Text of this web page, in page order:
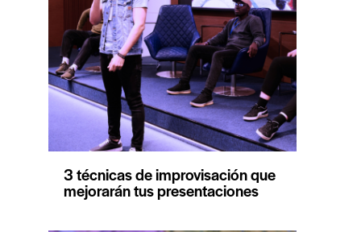
3 técnicas de improvisación que
mejorarán tus presentaciones